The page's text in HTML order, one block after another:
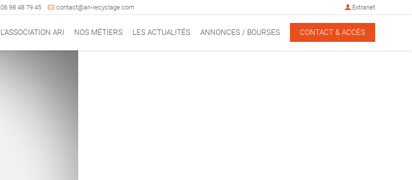
06 98 48 79 45 contact@ari-recyclage.com Extranet
L’ASSOCIATION ARI NOS MÉTIERS LES ACTUALITÉS ANNONCES / BOURSES CONTACT & ACCÈS